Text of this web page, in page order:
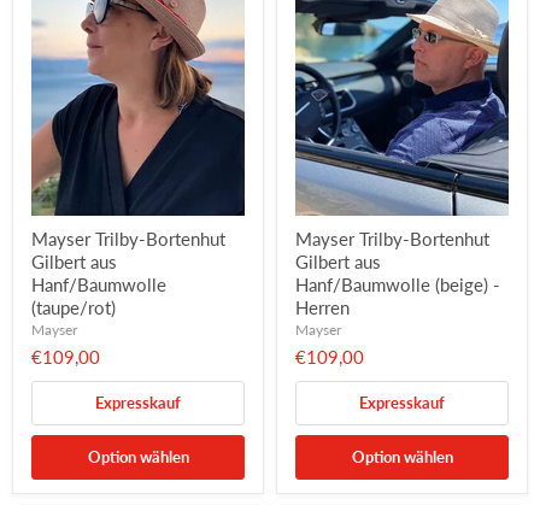
Mayser Trilby-Bortenhut
Gilbert aus
Hanf/Baumwolle
(taupe/rot)
Mayser
€109,00
Expresskauf
Option wählen
Mayser Trilby-Bortenhut
Gilbert aus
Hanf/Baumwolle (beige) -
Herren
Mayser
€109,00
Expresskauf
Option wählen